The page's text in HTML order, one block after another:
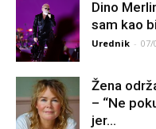
Dino
sam kao
Urednik - 07/
Žena
– “Ne
jer...